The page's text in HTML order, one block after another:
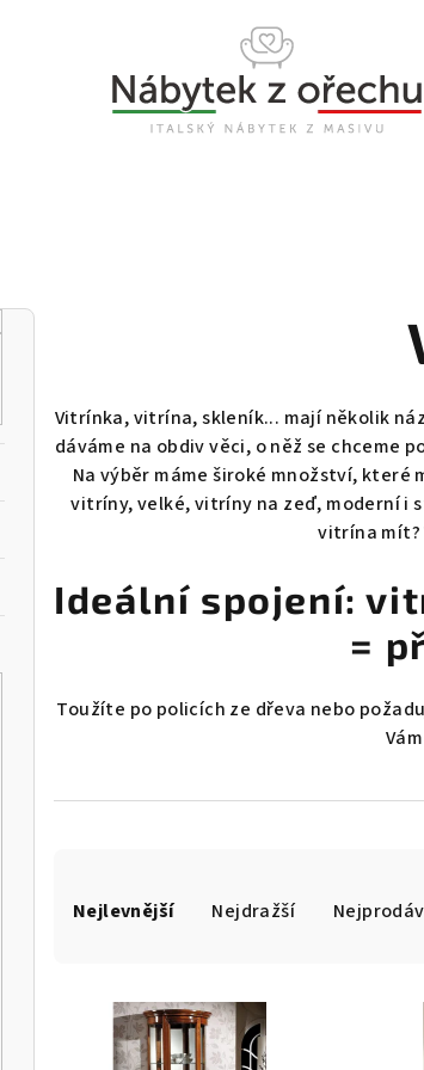
Vitrínka, vitrína, skleník... mají několik
dáváme na obdiv věci, o něž se chceme
Na výběr máme široké množství,
vitríny, velké, vitríny na zeď, moderní i
vitrína mít?
Ideální spojení:
=
Toužíte po policích ze dřeva nebo
aNejlevnější Nejdražší